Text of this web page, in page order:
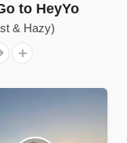
to HeyYo
& Hazy)